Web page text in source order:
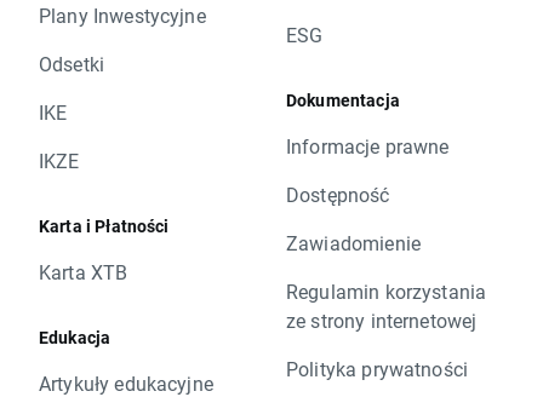
Plany Inwestycyjne
Odsetki
IKE
IKZE
Karta i Płatności
Karta XTB
Edukacja
Artykuły edukacyjne
ESG
Dokumentacja
Informacje prawne
Dostępność
Zawiadomienie
Regulamin korzystania
ze strony internetowej
Polityka prywatności